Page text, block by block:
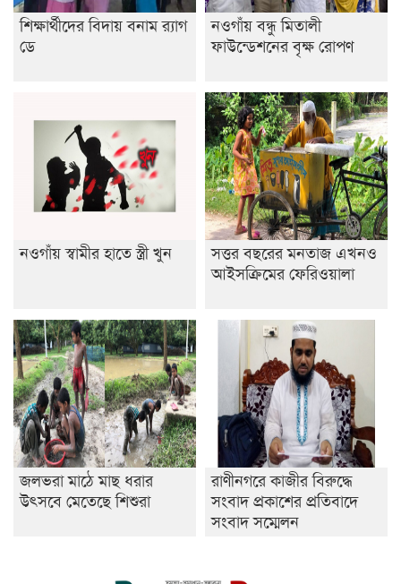
শিক্ষার্থীদের বিদায় বনাম র‍্যাগ
ডে
নওগাঁয় বন্ধু মিতালী
ফাউন্ডেশনের বৃক্ষ রোপণ
নওগাঁয় স্বামীর হাতে স্ত্রী খুন
সত্তর বছরের মনতাজ এখনও
আইসক্রিমের ফেরিওয়ালা
জলভরা মাঠে মাছ ধরার
উৎসবে মেতেছে শিশুরা
রাণীনগরে কাজীর বিরুদ্ধে
সংবাদ প্রকাশের প্রতিবাদে
সংবাদ সম্মেলন